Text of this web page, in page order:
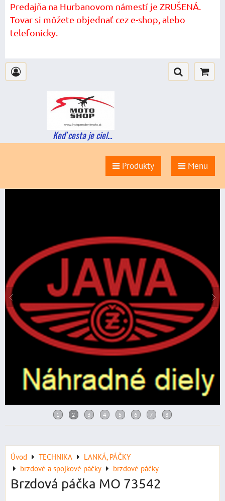
Predajňa na Hurbanovom námestí je ZRUŠENÁ.
Tovar si môžete objednať cez e-shop, alebo
telefonicky.
Keď cesta je ciel...
Produkty Menu
Úvod TECHNIKA
LANKÁ, PÁČKY
brzdové a spojkové páčky
brzdové páčky
Brzdová páčka MO 73542